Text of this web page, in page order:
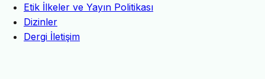
Etik İlkeler ve Yayın Politikası
Dizinler
Dergi İletişim